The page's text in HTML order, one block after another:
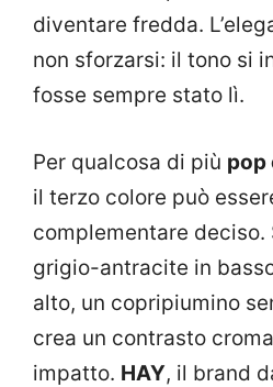
diventare fredda.
non sforzarsi: il tono si
fosse sempre stato lì.
Per qualcosa di più pop
il terzo colore può
complementare deciso.
grigio-antracite in
alto, un copripiumino
crea un contrasto
impatto. HAY, il brand